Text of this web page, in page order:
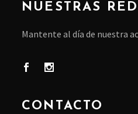
NUESTRAS
Mantente al día de nuestra
CONTACTO